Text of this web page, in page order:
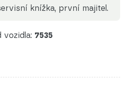
knížka, první majitel.
vozidla: 7535